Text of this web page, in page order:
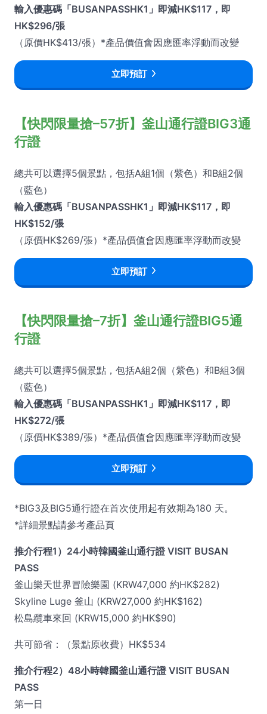
輸入優惠碼「BUSANPASSHK1」即減HK$117，即
HK$296/張
（原價HK$413/張）*產品價值會因應匯率浮動而改變
立即預訂
【快閃限量搶–57折】釜山通行證BIG3通
行證
總共可以選擇5個景點，包括A組1個（紫色）和B組2個
（藍色）
輸入優惠碼「BUSANPASSHK1」即減HK$117，即
HK$152/張
（原價HK$269/張）*產品價值會因應匯率浮動而改變
立即預訂
【快閃限量搶–7折】釜山通行證BIG5通
行證
總共可以選擇5個景點，包括A組2個（紫色）和B組3個
（藍色）
輸入優惠碼「BUSANPASSHK1」即減HK$117，即
HK$272/張
（原價HK$389/張）*產品價值會因應匯率浮動而改變
立即預訂
*BIG3及BIG5通行證在首次使用起有效期為180 天。
*詳細景點請參考產品頁
推介行程1）24小時韓國釜山通行證 VISIT BUSAN
PASS
釜山樂天世界冒險樂園 (KRW47,000 約HK$282)
Skyline Luge 釜山 (KRW27,000 約HK$162)
松島纜車來回 (KRW15,000 約HK$90)
共可節省：（景點原收費）HK$534
推介行程2）48小時韓國釜山通行證 VISIT BUSAN
PASS
第一日